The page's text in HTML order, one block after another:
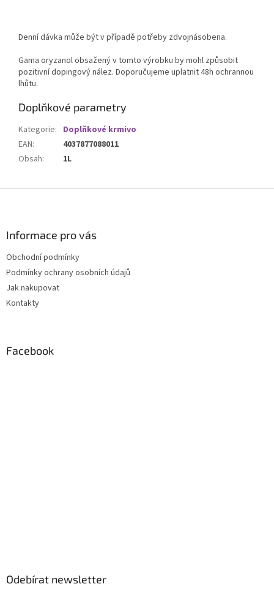
Denní dávka může být v případě potřeby zdvojnásobena.
Gama oryzanol obsažený v tomto výrobku by mohl způsobit
pozitivní dopingový nález. Doporučujeme uplatnit 48h ochrannou
lhůtu.
Doplňkové parametry
Kategorie: Doplňkové krmivo
EAN:
4037877088011
Obsah: 1L
Informace pro vás
Obchodní podmínky
Podmínky ochrany osobních údajů
Jak nakupovat
Kontakty
Facebook
Odebírat newsletter